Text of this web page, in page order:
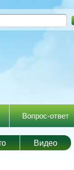
к
Вопрос-ответ
Видео